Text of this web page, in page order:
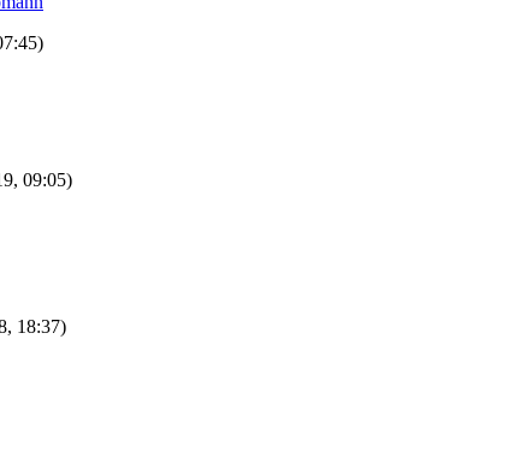
09:05)
18:37)